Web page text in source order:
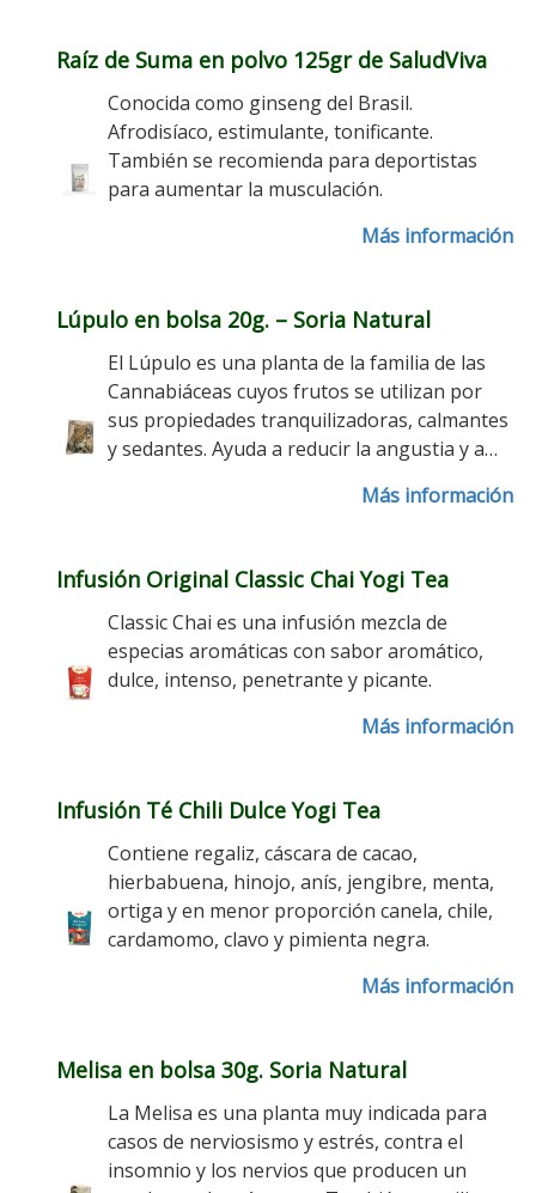
Raíz de Suma en polvo 125gr de SaludViva
Conocida como ginseng del Brasil.
Afrodisíaco, estimulante, tonificante.
También se recomienda para deportistas
para aumentar la musculación.
Más información
Lúpulo en bolsa 20g. – Soria Natural
El Lúpulo es una planta de la familia de las
Cannabiáceas cuyos frutos se utilizan por
sus propiedades tranquilizadoras, calmantes
y sedantes. Ayuda a reducir la angustia y a…
Más información
Infusión Original Classic Chai Yogi Tea
Classic Chai es una infusión mezcla de
especias aromáticas con sabor aromático,
dulce, intenso, penetrante y picante.
Más información
Infusión Té Chili Dulce Yogi Tea
Contiene regaliz, cáscara de cacao,
hierbabuena, hinojo, anís, jengibre, menta,
ortiga y en menor proporción canela, chile,
cardamomo, clavo y pimienta negra.
Más información
Melisa en bolsa 30g. Soria Natural
La Melisa es una planta muy indicada para
casos de nerviosismo y estrés, contra el
insomnio y los nervios que producen un